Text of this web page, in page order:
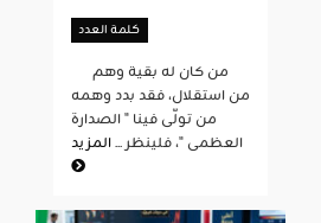
كلمة العدد
من استقلال، فقد بدد وهمه
من تولّى فينا " الصدارة
العظمى "، فلينظر ...المزيد